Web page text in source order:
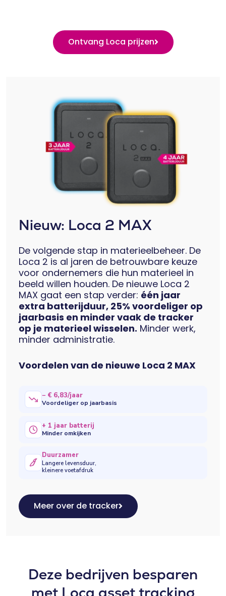
Ontvang Loca prijzen
Nieuw: Loca 2 MAX
De volgende stap in materieelbeheer. De
Loca 2 is al jaren de betrouwbare keuze
voor ondernemers die hun materieel in
beeld willen houden. De nieuwe Loca 2
MAX gaat een stap verder: één jaar
extra batterijduur, 25% voordeliger op
jaarbasis en minder vaak de tracker
op je materieel wisselen. Minder werk,
minder administratie.
Voordelen van de nieuwe Loca 2 MAX
− € 6,83/jaar
Voordeliger op jaarbasis
+ 1 jaar batterij
Minder omkijken
Duurzamer
Langere levensduur,
kleinere voetafdruk
Meer over de tracker
Deze bedrijven besparen